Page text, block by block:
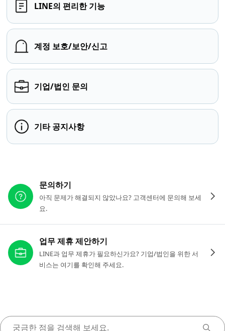
LINE의 편리한 기능
계정 보호/보안/신고
기업/법인 문의
기타 공지사항
문의하기
아직 문제가 해결되지 않았나요? 고객센터에 문의해 보세
요.
업무 제휴 제안하기
LINE과 업무 제휴가 필요하신가요? 기업/법인을 위한 서
비스는 여기를 확인해 주세요.